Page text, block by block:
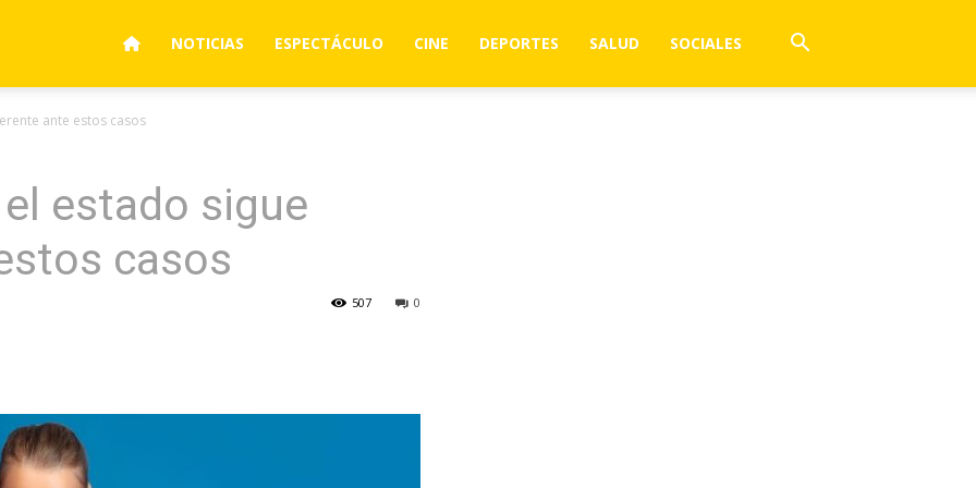
NOTICIAS ESPECTÁCULO CINE DEPORTES SALUD SOCIALES
ante estos casos
estado sigue
casos
0
507